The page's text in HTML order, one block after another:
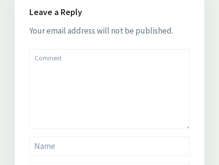
Leave a Reply
Your email address will not be published.